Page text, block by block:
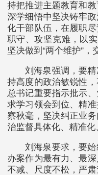
持把推进主题教育和
深学细悟中坚决铸牢
化干部队伍，在履职
职守、攻坚克难，以实
坚决做到“两个维护”，
刘海泉强调，要
持高度的政治敏锐性
总书记重要指示批示
求学习领会到位、精
察秋毫，坚决纠正业
治监督具体化、精准化
刘海泉要求，要
办案作为最有力、最
不减、尺度不松，严